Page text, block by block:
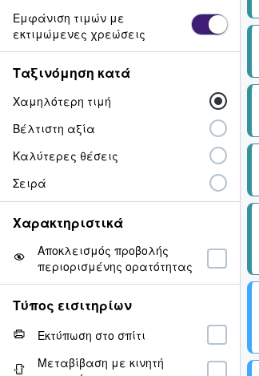
Εμφάνιση τιμών με
εκτιμώμενες χρεώσεις
Ταξινόμηση κατά
Χαμηλότερη τιμή
Βέλτιστη αξία
Καλύτερες θέσεις
Σειρά
Χαρακτηριστικά
Αποκλεισμός προβολής
περιορισμένης ορατότητας
Τύπος εισιτηρίων
Εκτύπωση στο σπίτι
Μεταβίβαση με κινητή